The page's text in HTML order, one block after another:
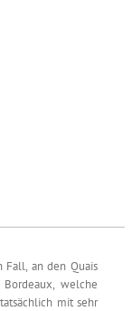
Fall, an den Quais
welche
mit sehr